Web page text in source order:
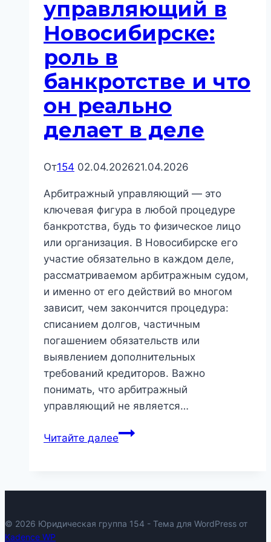
управляющий в
Новосибирске:
роль в
банкротстве и что
он реально
делает в деле
От154 02.04.202621.04.2026
Арбитражный управляющий — это
ключевая фигура в любой процедуре
банкротства, будь то физическое лицо
или организация. В Новосибирске его
участие обязательно в каждом деле,
рассматриваемом арбитражным судом,
и именно от его действий во многом
зависит, чем закончится процедура:
списанием долгов, частичным
погашением обязательств или
выявлением дополнительных
требований кредиторов. Важно
понимать, что арбитражный
управляющий не является…
Читайте далееАрбитражный
банкротстве
© 2026 Юридическая группа 154 - Тема для WordPress от
Kadence WP